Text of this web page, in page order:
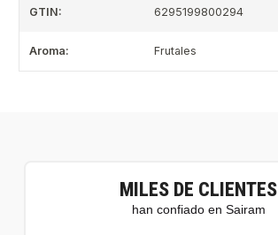
GTIN: 6295199800294
Aroma: Frutales
MILES DE CLIENTES
han confiado en Sairam